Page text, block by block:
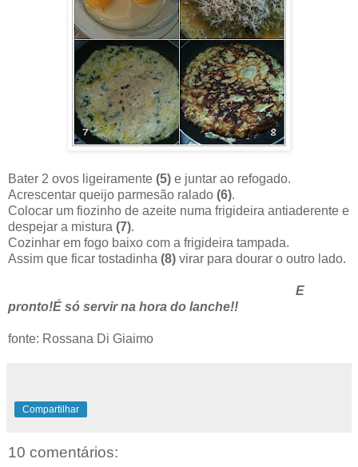
Bater 2 ovos ligeiramente (5) e juntar ao refogado.
Acrescentar queijo parmesão ralado (6).
Colocar um fiozinho de azeite numa frigideira antiaderente e
despejar a mistura (7).
Cozinhar em fogo baixo com a frigideira tampada.
Assim que ficar tostadinha (8) virar para dourar o outro lado.
E
pronto!É só servir na hora do lanche!!
fonte: Rossana Di Giaimo
Compartilhar
10 comentários: